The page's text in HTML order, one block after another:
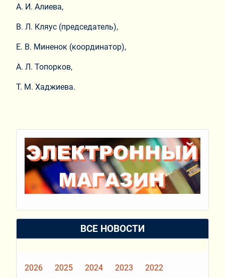
А. И. Алиева,
В. Л. Кляус (председатель),
Е. В. Миненок (координатор),
А. Л. Топорков,
Т. М. Хаджиева.
ВСЕ НОВОСТИ
2026 2025 2024 2023
2022